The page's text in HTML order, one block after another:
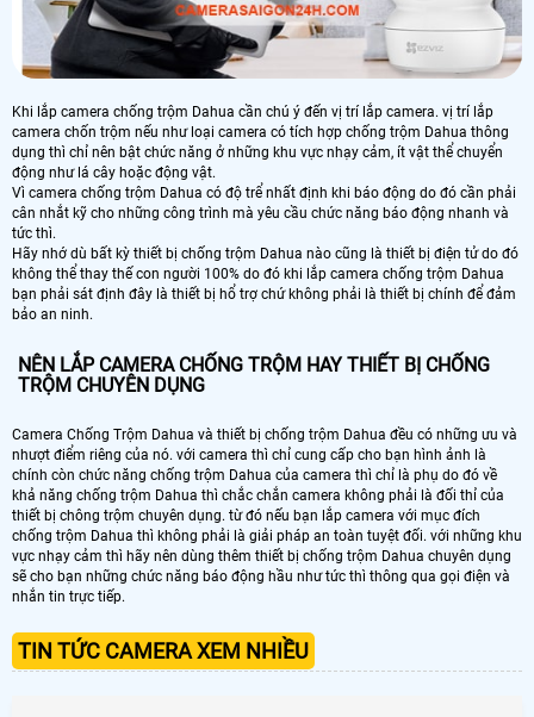
Khi lắp camera chống trộm Dahua cần chú ý đến vị trí lắp camera. vị trí lắp
camera chốn trộm nếu như loại camera có tích hợp chống trộm Dahua thông
dụng thì chỉ nên bật chức năng ở những khu vực nhạy cảm, ít vật thể chuyển
động như lá cây hoặc động vật.
Vì camera chống trộm Dahua có độ trể nhất định khi báo động do đó cần phải
cân nhắt kỹ cho những công trình mà yêu cầu chức năng báo động nhanh và
tức thì.
Hãy nhớ dù bất kỳ thiết bị chống trộm Dahua nào cũng là thiết bị điện tử do đó
không thể thay thế con người 100% do đó khi lắp camera chống trộm Dahua
bạn phải sát định đây là thiết bị hổ trợ chứ không phải là thiết bị chính để đảm
bảo an ninh.
NÊN LẮP CAMERA CHỐNG TRỘM HAY THIẾT BỊ CHỐNG
TRỘM CHUYÊN DỤNG
Camera Chống Trộm Dahua và thiết bị chống trộm Dahua đều có những ưu và
nhượt điểm riêng của nó. với camera thì chỉ cung cấp cho bạn hình ảnh là
chính còn chức năng chống trộm Dahua của camera thì chỉ là phụ do đó về
khả năng chống trộm Dahua thì chắc chắn camera không phải là đối thỉ của
thiết bị chông trộm chuyên dụng. từ đó nếu bạn lắp camera với mục đích
chống trộm Dahua thì không phải là giải pháp an toàn tuyệt đối. với những khu
vực nhạy cảm thì hãy nên dùng thêm thiết bị chống trộm Dahua chuyên dụng
sẽ cho bạn những chức năng báo động hầu như tức thì thông qua gọi điện và
nhắn tin trực tiếp.
TIN TỨC CAMERA XEM NHIỀU